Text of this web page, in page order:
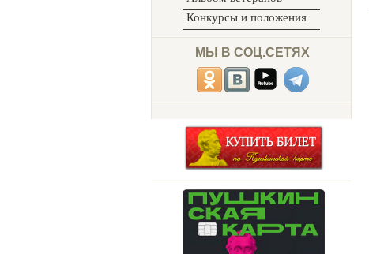
Конкурсы и положения
МЫ В СОЦ.СЕТЯХ